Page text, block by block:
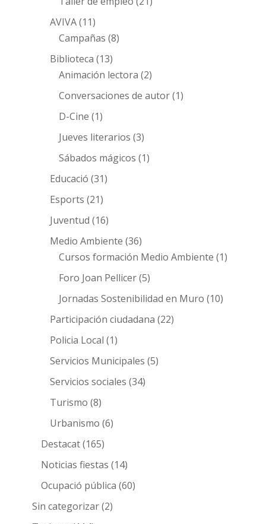
AVIVA(11)
Campañas (8)
Biblioteca (13)
Animación lectora (2)
Conversaciones de autor(1)
D-Cine (1)
Jueves literarios (3)
Sábados mágicos (1)
Educació (31)
Esports (21)
Juventud (16)
Medio Ambiente (36)
Cursos formación Medio Ambiente (1)
Foro Joan Pellicer(5)
Jornadas Sostenibilidad en Muro (10)
Participación ciudadana (22)
Policia Local (1)
Servicios Municipales (5)
Servicios sociales (34)
Turismo (8)
Urbanismo (6)
Destacat(165)
Noticias fiestas (14)
Ocupació pública (60)
Sin categorizar(2)